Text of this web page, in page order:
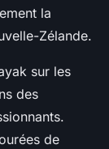
la
Zélande.
sur les
des
de